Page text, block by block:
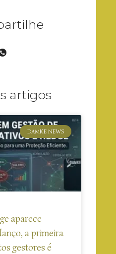
artigos
DAMKE NEWS
aparece
a primeira
gestores é